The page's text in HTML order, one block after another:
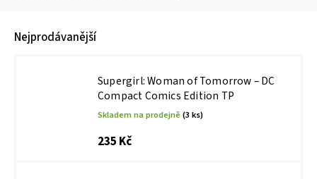
Nejprodávanější
Supergirl: Woman of Tomorrow – DC
Compact Comics Edition TP
Skladem na prodejně(3 ks)
235 Kč